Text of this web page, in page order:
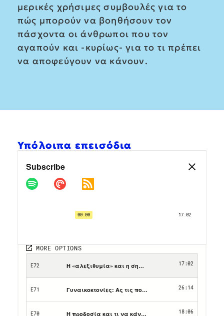
μερικές χρήσιμες συμβουλές για το
πώς μπορούν να βοηθήσουν τον
πάσχοντα οι άνθρωποι που τον
αγαπούν και -κυρίως- για το τι πρέπει
να αποφεύγουν να κάνουν.
Υπόλοιπα επεισόδια